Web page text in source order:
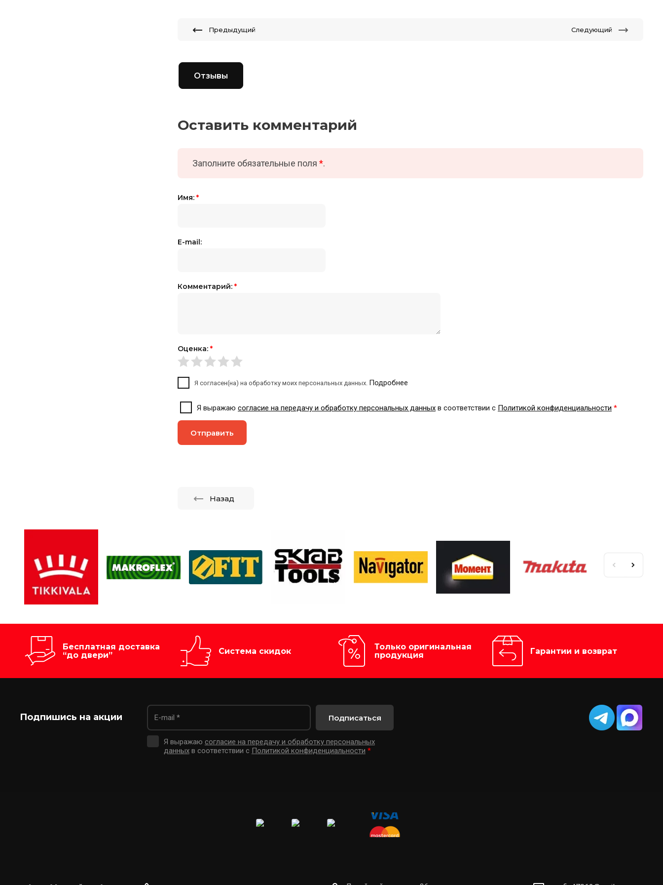
Предыдущий Следующий
Отзывы
Оставить комментарий
Заполните обязательные поля *.
Имя: *
E-mail:
Комментарий: *
Оценка: *
Я согласен(на) на обработку моих персональных данных. Подробнее
Я выражаю согласие на передачу и обработку персональных данных в соответствии с Политикой конфиденциальности *
Отправить
Назад
Бесплатная доставка
“до двери”
Система скидок
Только оригинальная
продукция
Гарантии и возврат
Подпишись на акции
Я выражаю согласие на передачу и обработку персональных
данныхв соответствии с Политикой конфиденциальности *
Подписаться